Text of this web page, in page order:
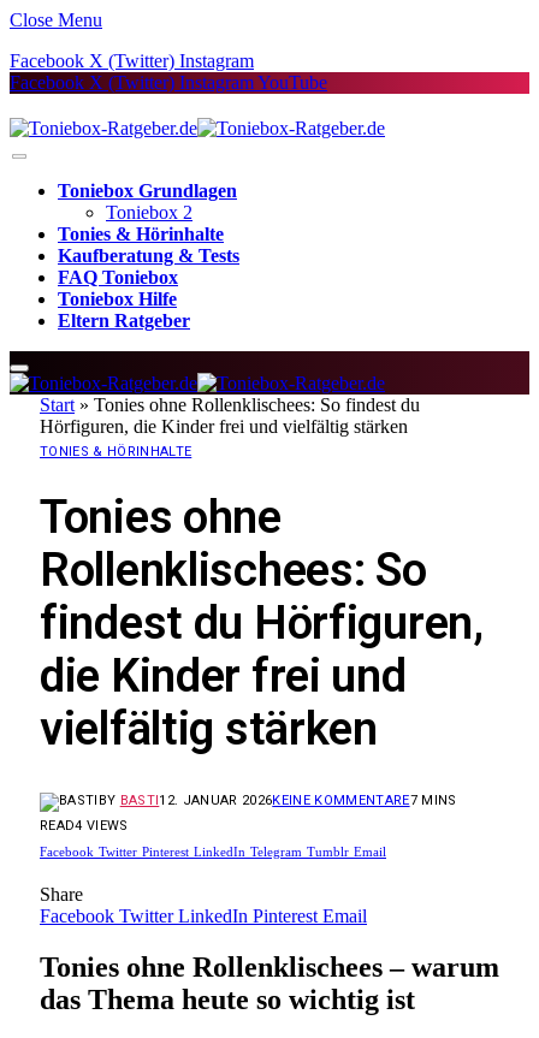
Close Menu
Facebook X (Twitter) Instagram
Facebook X (Twitter) InstagramYouTube
Toniebox Grundlagen
Toniebox 2
Tonies & Hörinhalte
Kaufberatung & Tests
FAQ Toniebox
Toniebox Hilfe
Eltern Ratgeber
Start » Tonies ohne Rollenklischees: So findest du
Hörfiguren, die Kinder frei und vielfältig stärken
TONIES & HÖRINHALTE
Tonies ohne
Rollenklischees: So
findest du Hörfiguren,
die Kinder frei und
vielfältig stärken
BY BASTI12. JANUAR 2026KEINE KOMMENTARE7 MINS
READ4 VIEWS
Facebook Twitter Pinterest LinkedIn Telegram Tumblr Email
Share
Facebook Twitter LinkedIn Pinterest Email
Tonies ohne Rollenklischees – warum
das Thema heute so wichtig ist